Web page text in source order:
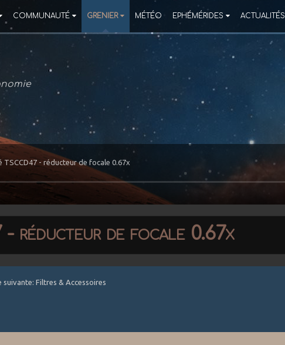
COMMUNAUTÉ GRENIER MÉTÉO EPHÉMÉRIDES ACTUALITÉS
TSCCD47 - réducteur de focale 0.67x
- réducteur de focale 0.67x
Filtres & Accessoires